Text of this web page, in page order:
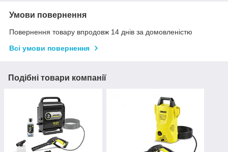
Умови повернення
Повернення товару впродовж 14 днів за домовленістю
Всі умови повернення
Подібні товари компанії